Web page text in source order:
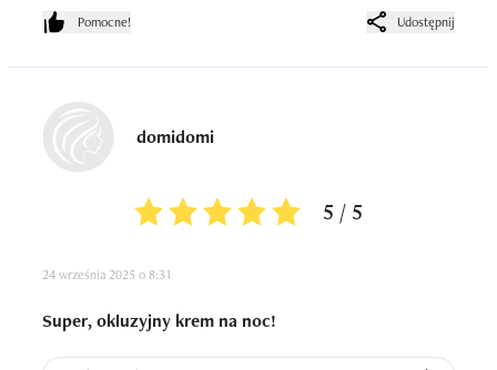
mnie to do szukania podobnych kołderek za niższą cenę.
Pomocne! Udostępnij
domidomi
5 / 5
24 września 2025 o 8:31
Super, okluzyjny krem na noc!